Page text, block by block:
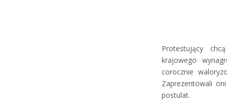
Protestujący
krajowego
corocznie
Zaprezentowali
postulat.